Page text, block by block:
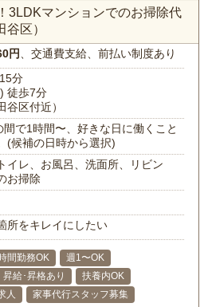
3LDKマンションでのお掃除代
区）
円 、交通費支給、前払い制度あり
分
徒歩7分
谷区付近）
で1時間〜、好きな日に働くこと
(候補の日時から選択)
イレ、お風呂、洗面所、リビン
お掃除
所をキレイにしたい
間勤務OK
週1〜OK
昇給･昇格あり
扶養内OK
人 家事代行スタッフ募集